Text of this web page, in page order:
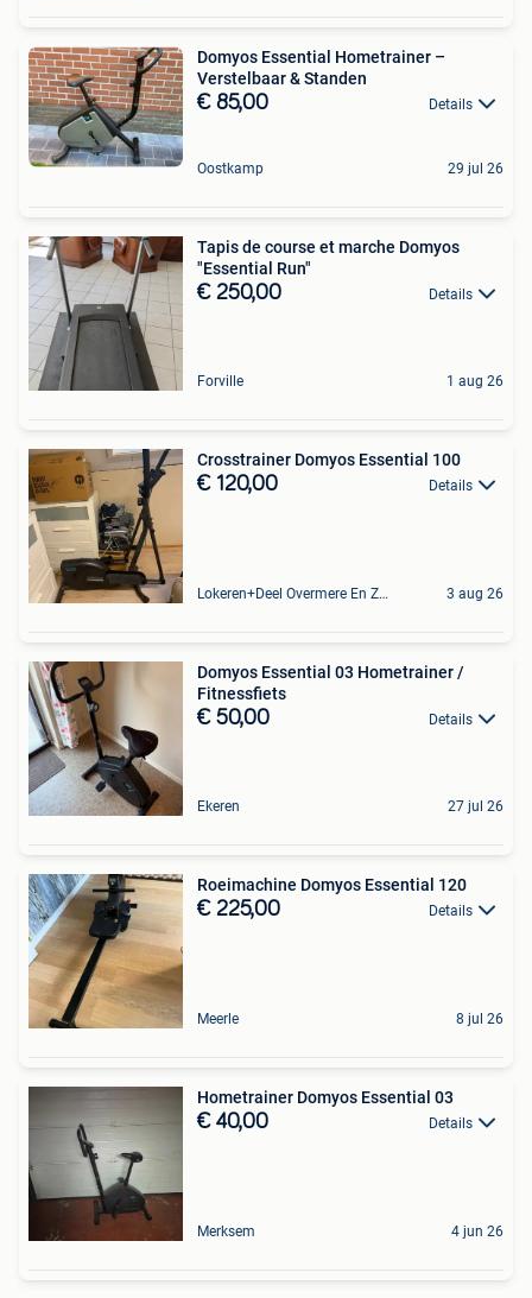
Domyos Essential Hometrainer –
Verstelbaar & Standen
€ 85,00 Details
Oostkamp 29 jul 26
Tapis de course et marche Domyos
"Essential Run"
€ 250,00 Details
Forville 1 aug 26
Crosstrainer Domyos Essential 100
€ 120,00 Details
Lokeren+Deel Overmere En Zele 3 aug 26
Domyos Essential 03 Hometrainer /
Fitnessfiets
€ 50,00 Details
Ekeren 27 jul 26
Roeimachine Domyos Essential 120
€ 225,00 Details
Meerle 8 jul 26
Hometrainer Domyos Essential 03
€ 40,00 Details
Merksem 4 jun 26